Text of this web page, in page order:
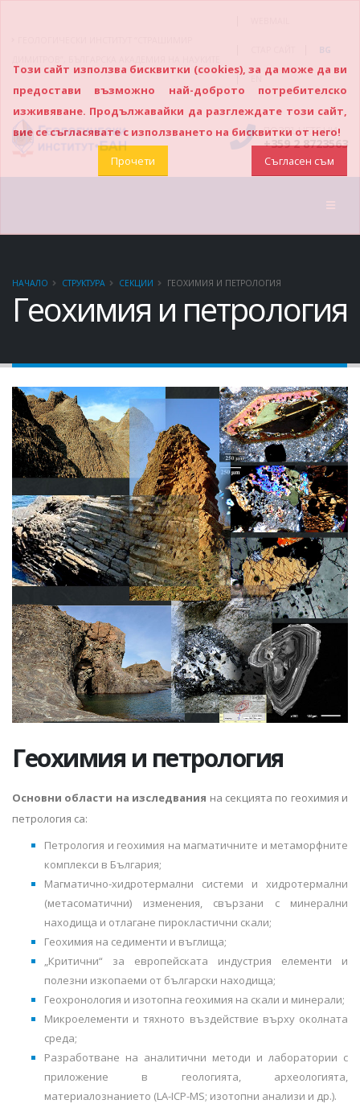
BG
|
ПОЗВЪНЕТЕ НИ
+359 2 8723563
НАЧАЛО СТРУКТУРА СЕКЦИИ ГЕОХИМИЯ И ПЕТРОЛОГИЯ
Геохимия и петрология
Геохимия и петрология
Основни области на изследвания на секцията по геохимия и
петрология са:
Петрология и геохимия на магматичните и метаморфните
комплекси в България;
Магматично-хидротермални системи и хидротермални
(метасоматични) изменения, свързани с минерални
находища и отлагане пирокластични скали;
Геохимия на седименти и въглища;
„Критични“ за европейската индустрия елементи и
полезни изкопаеми от български находища;
Геохронология и изотопна геохимия на скали и минерали;
Микроелементи и тяхното въздействие върху околната
среда;
Разработване на аналитични методи и лаборатории с
приложение в геологията, археологията,
материалознанието (LA-ICP-MS; изотопни анализи и др.).
Този сайт използва бисквитки (cookies), за да може да ви
предостави възможно най-доброто потребителско
изживяване. Продължавайки да разглеждате този сайт,
вие се съгласявате с използването на бисквитки от него!
Прочети
Съгласен съм